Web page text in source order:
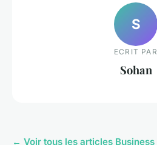
S
ECRIT PAR
Sohan
← Voir tous les articles Business